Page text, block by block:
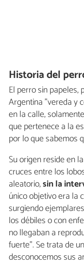
Historia del
El perro sin papeles,
Argentina "vereda y
en la calle,
que pertenece a la
por lo que sabemos
Su origen reside en
cruces entre los
aleatorio,sin la
único objetivo era la
surgiendo
los débiles o con
no llegaban a
fuerte". Se trata de
desconocemos sus